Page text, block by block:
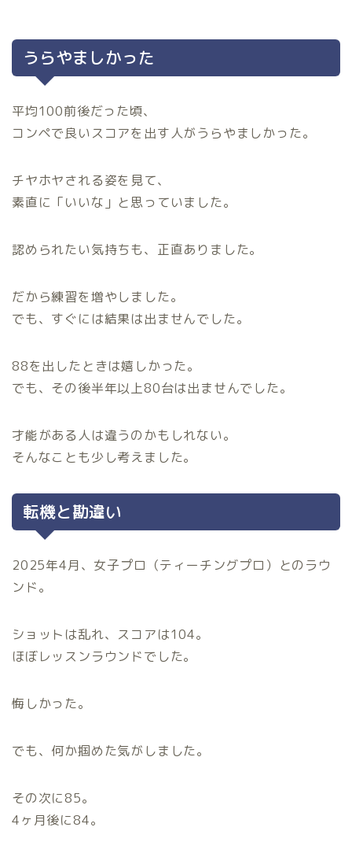
うらやましかった
平均100前後だった頃、
コンペで良いスコアを出す人がうらやましかった。
チヤホヤされる姿を見て、
素直に「いいな」と思っていました。
認められたい気持ちも、正直ありました。
だから練習を増やしました。
でも、すぐには結果は出ませんでした。
88を出したときは嬉しかった。
でも、その後半年以上80台は出ませんでした。
才能がある人は違うのかもしれない。
そんなことも少し考えました。
転機と勘違い
2025年4月、女子プロ（ティーチングプロ）とのラウ
ンド。
ショットは乱れ、スコアは104。
ほぼレッスンラウンドでした。
悔しかった。
でも、何か掴めた気がしました。
その次に85。
4ヶ月後に84。